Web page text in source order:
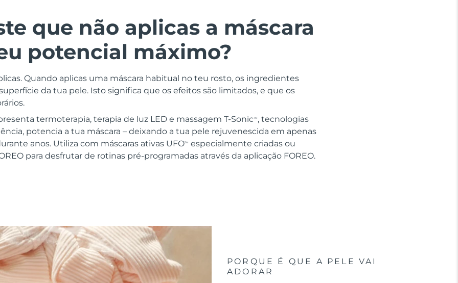
que não aplicas a máscara
potencial máximo?
Quando aplicas uma máscara habitual no teu rosto, os ingredientes
da tua pele. Isto significa que os efeitos são limitados, e que os
termoterapia, terapia de luz LED e massagem T-SonicTM , tecnologias
potencia a tua máscara – deixando a tua pele rejuvenescida em apenas
anos. Utiliza com máscaras ativas UFOTM
especialmente criadas ou
para desfrutar de rotinas pré-programadas através da aplicação FOREO.
PORQUE É QUE A PELE VAI
ADORAR